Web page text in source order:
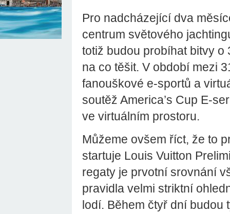
Pro nadcházející dva
centrum světového
totiž budou probíhat bitvy o
na co těšit. V období mezi
fanouškové e-sportů a
soutěž America’s Cup E-
ve virtuálním prostoru.
Můžeme ovšem říct, že to
startuje Louis Vuitton
regaty je prvotní srovnání
pravidla velmi striktní
lodí. Během čtyř dní budou